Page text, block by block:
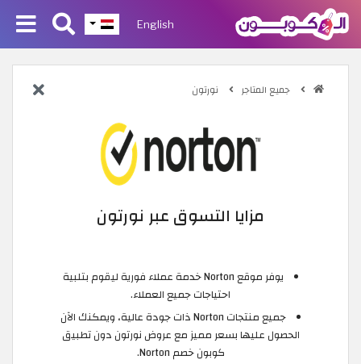
English
جميع المتاجر نورتون
مزايا التسوق عبر نورتون
يوفر موقع Norton خدمة عملاء فورية ليقوم بتلبية
احتياجات جميع العملاء.
جميع منتجات Norton ذات جودة عالية، ويمكنك الآن
الحصول عليها بسعر مميز مع عروض نورتون دون تطبيق
كوبون خصم Norton.